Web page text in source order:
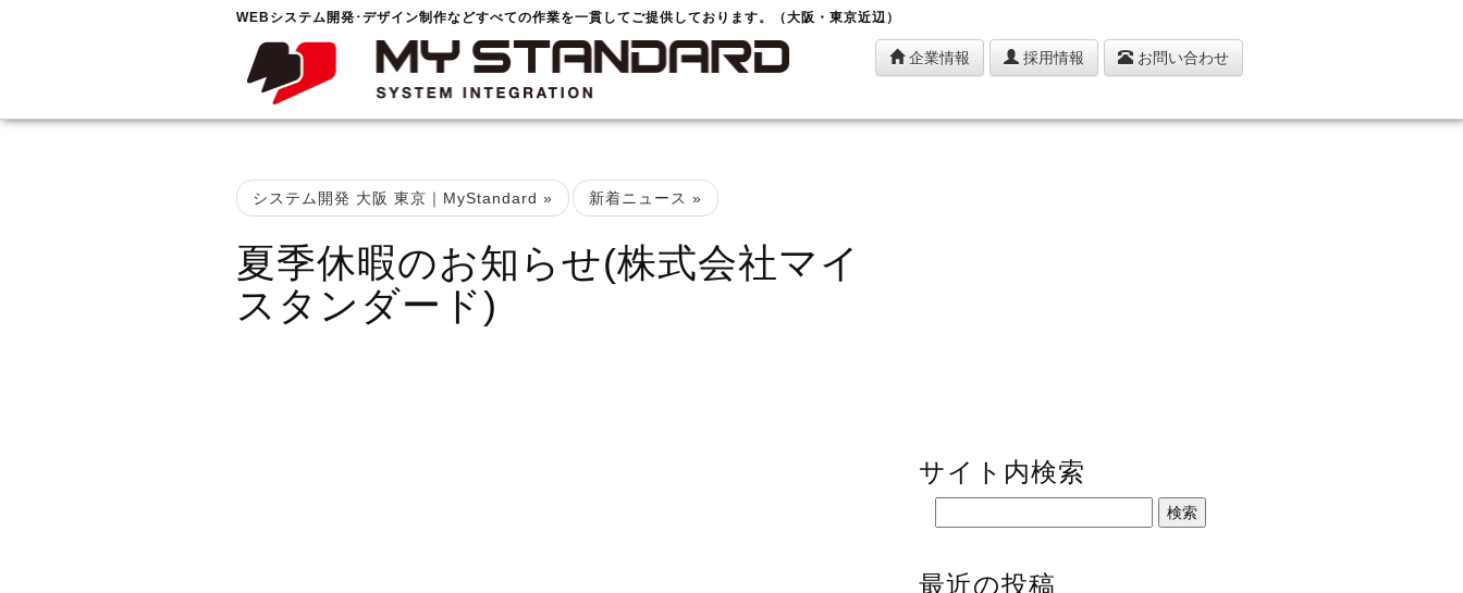
WEBシステム開発･デザイン制作などすべての作業を一貫してご提供しております。（大阪・東京近辺）
企業情報 採用情報 お問い合わせ
システム開発 大阪 東京｜MyStandard » 新着ニュース »
夏季休暇のお知らせ(株式会社マイ
スタンダード)
サイト内検索
最近の投稿